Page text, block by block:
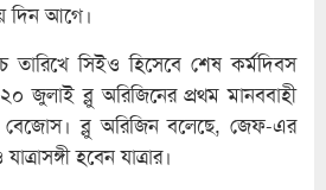
দিন আগে।
তারিখে সিইও হিসেবে শেষ কর্মদিবস
জুলাই ব্লু অরিজিনের প্রথম মানববাহী
বেজোস। ব্লু অরিজিন বলেছে, জেফ-এর
হবেন যাত্রার।